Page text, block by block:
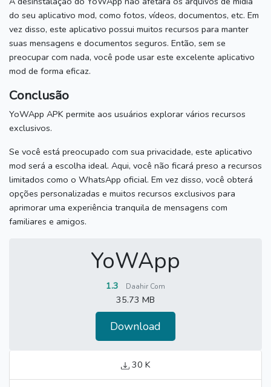
do seu aplicativo mod, como fotos, vídeos, documentos, etc. Em
vez disso, este aplicativo possui muitos recursos para manter
suas mensagens e documentos seguros. Então, sem se
preocupar com nada, você pode usar este excelente aplicativo
mod de forma eficaz.
Conclusão
YoWApp APK permite aos usuários explorar vários recursos
exclusivos.
Se você está preocupado com sua privacidade, este aplicativo
mod será a escolha ideal. Aqui, você não ficará preso a recursos
limitados como o WhatsApp oficial. Em vez disso, você obterá
opções personalizadas e muitos recursos exclusivos para
aprimorar uma experiência tranquila de mensagens com
familiares e amigos.
YoWApp
1.3 Daahir Com
35.73 MB
Download
30 K